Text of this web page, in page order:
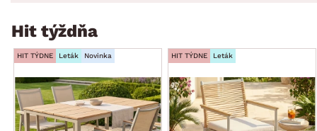
Hit týždňa
HIT TÝDNE Leták Novinka HIT TÝDNE Leták